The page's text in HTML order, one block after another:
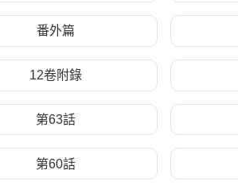
番外篇
12卷附錄
第63話
第60話